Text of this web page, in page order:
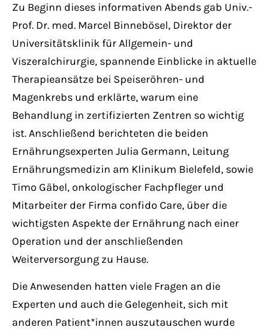
Zu Beginn dieses informativen Abends gab Univ.-
Prof. Dr. med. Marcel Binnebösel, Direktor der
Universitätsklinik für Allgemein- und
Viszeralchirurgie, spannende Einblicke in aktuelle
Therapieansätze bei Speiseröhren- und
Magenkrebs und erklärte, warum eine
Behandlung in zertifizierten Zentren so wichtig
ist. Anschließend berichteten die beiden
Ernährungsexperten Julia Germann, Leitung
Ernährungsmedizin am Klinikum Bielefeld, sowie
Timo Gäbel, onkologischer Fachpfleger und
Mitarbeiter der Firma confido Care, über die
wichtigsten Aspekte der Ernährung nach einer
Operation und der anschließenden
Weiterversorgung zu Hause.
Die Anwesenden hatten viele Fragen an die
Experten und auch die Gelegenheit, sich mit
anderen Patient*innen auszutauschen wurde